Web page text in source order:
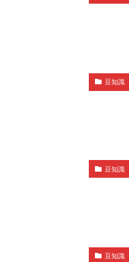
豆知識
豆知識
豆知識